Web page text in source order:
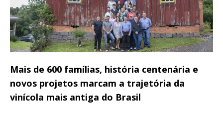
Mais de 600 famílias, história centenária e
novos projetos marcam a trajetória da
vinícola mais antiga do Brasil